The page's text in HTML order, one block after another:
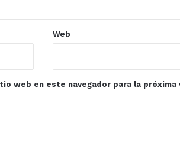
Web
web en este navegador para la próxima